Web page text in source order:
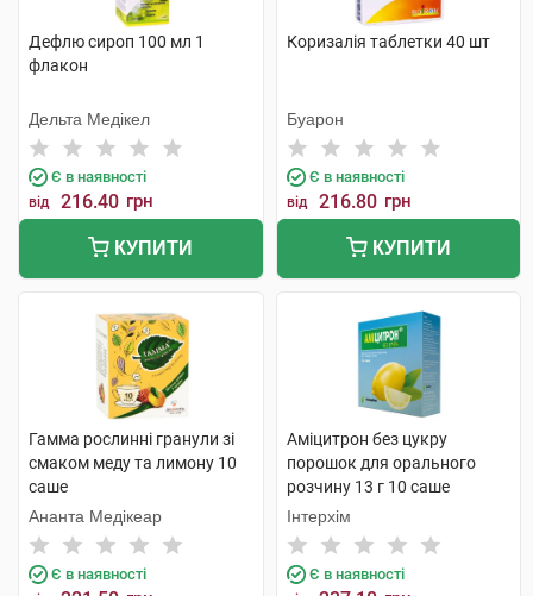
Дефлю сироп 100 мл 1
флакон
Дельта Медікел
Є в наявності
від 216.40 грн
КУПИТИ
Коризалія таблетки 40 шт
Буарон
Є в наявності
від 216.80 грн
КУПИТИ
Гамма рослинні гранули зі
смаком меду та лимону 10
саше
Ананта Медікеар
Є в наявності
Аміцитрон без цукру
порошок для орального
розчину 13 г 10 саше
Інтерхім
Є в наявності